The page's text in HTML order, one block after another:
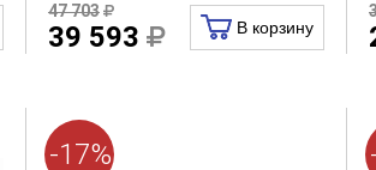
47 703
39 593 В корзину
-17%